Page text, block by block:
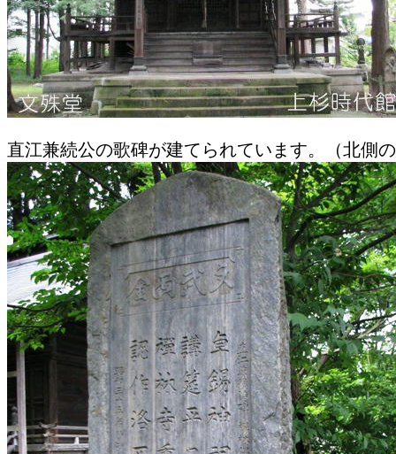
直江兼続公の歌碑が建てられています。（北側